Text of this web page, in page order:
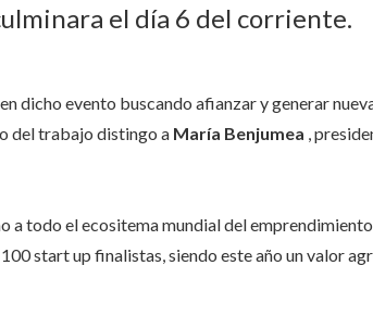
el día 6 del corriente.
dicho evento buscando afianzar y generar
del trabajo distingo a María Benjumea ,
a todo el ecositema mundial del
start up finalistas, siendo este año un valor